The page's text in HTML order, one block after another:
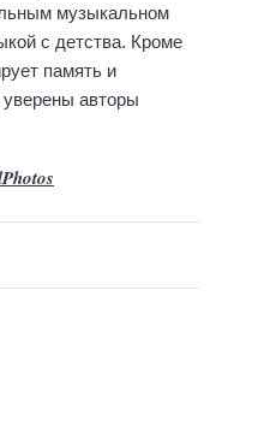
музыкальном
с детства. Кроме
память и
уверены авторы